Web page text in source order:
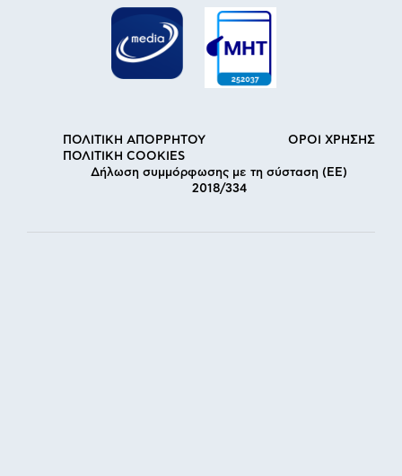
ΠΟΛΙΤΙΚΗ ΑΠΟΡΡΗΤΟΥ
ΟΡΟΙ ΧΡΗΣΗΣ
ΠΟΛΙΤΙΚΗ COOKIES
Δήλωση συμμόρφωσης με τη σύσταση (ΕΕ)
2018/334